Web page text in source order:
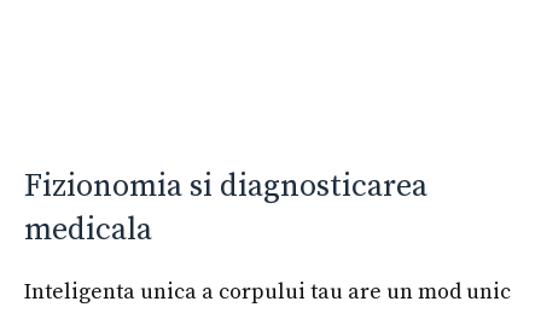
Fizionomia si diagnosticarea
medicala
Inteligenta unica a corpului tau are un mod unic